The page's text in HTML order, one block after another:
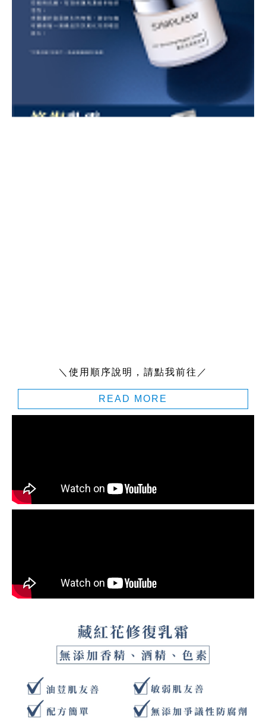
＼使用順序說明，請點我前往／
READ MORE